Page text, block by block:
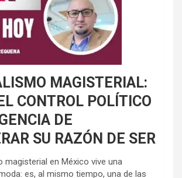
MAGISTERIAL:
CONTROL POLÍTICO
DE
SU RAZÓN DE SER
magisterial en México vive una
es, al mismo tiempo, una de las